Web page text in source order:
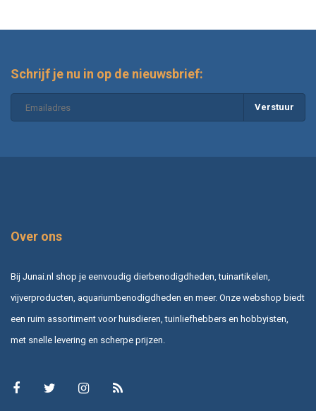
Schrijf je nu in op de nieuwsbrief:
Verstuur
Over ons
Bij Junai.nl shop je eenvoudig dierbenodigdheden, tuinartikelen,
vijverproducten, aquariumbenodigdheden en meer. Onze webshop biedt
een ruim assortiment voor huisdieren, tuinliefhebbers en hobbyisten,
met snelle levering en scherpe prijzen.